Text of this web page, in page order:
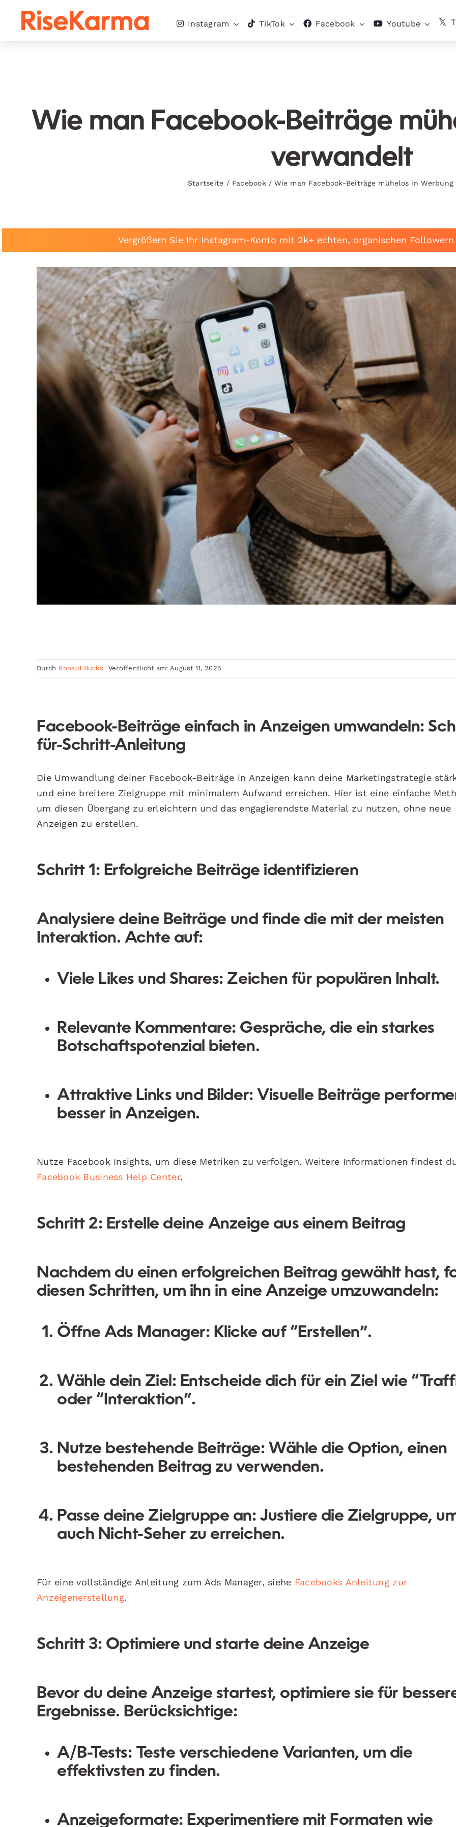
Instagram TikTok Facebook Youtube
Wie man Facebook-Beiträge
verwandelt
Startseite / Facebook / Wie man Facebook-Beiträge mühelos in
Vergrößern Sie Ihr Instagram-Konto mit 2k+ echten, organischen Followern
Durch Ronald Bucks Veröffentlicht am: August 11, 2025
Facebook-Beiträge einfach in Anzeigen umwandeln:
für-Schritt-Anleitung
Die Umwandlung deiner Facebook-Beiträge in Anzeigen kann deine Marketingstrategie
und eine breitere Zielgruppe mit minimalem Aufwand erreichen. Hier ist eine einfache
um diesen Übergang zu erleichtern und das engagierendste Material zu nutzen, ohne neue
Anzeigen zu erstellen.
Schritt 1: Erfolgreiche Beiträge identifizieren
Analysiere deine Beiträge und finde die mit der meisten
Interaktion. Achte auf:
Viele Likes und Shares: Zeichen für populären Inhalt.
Relevante Kommentare: Gespräche, die ein starkes
Botschaftspotenzial bieten.
Attraktive Links und Bilder: Visuelle Beiträge
besser in Anzeigen.
Nutze Facebook Insights, um diese Metriken zu verfolgen. Weitere Informationen findest
Facebook Business Help Center.
Schritt 2: Erstelle deine Anzeige aus einem Beitrag
Nachdem du einen erfolgreichen Beitrag gewählt hast,
diesen Schritten, um ihn in eine Anzeige umzuwandeln:
Öffne Ads Manager: Klicke auf “Erstellen”.
Wähle dein Ziel: Entscheide dich für ein Ziel wie
oder “Interaktion”.
Nutze bestehende Beiträge: Wähle die Option, einen
bestehenden Beitrag zu verwenden.
Passe deine Zielgruppe an: Justiere die Zielgruppe,
auch Nicht-Seher zu erreichen.
Für eine vollständige Anleitung zum Ads Manager, siehe Facebooks Anleitung zur
Anzeigenerstellung.
Schritt 3: Optimiere und starte deine Anzeige
Bevor du deine Anzeige startest, optimiere sie für
Ergebnisse. Berücksichtige:
A/B-Tests: Teste verschiedene Varianten, um die
effektivsten zu finden.
Anzeigeformate: Experimentiere mit Formaten wie